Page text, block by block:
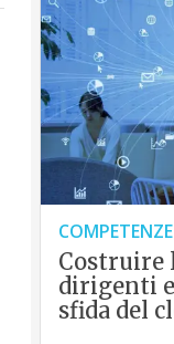
Costruire
dirigenti
sfida del